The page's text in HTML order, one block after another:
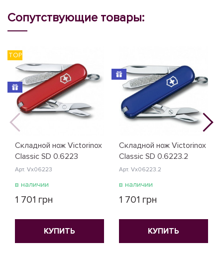
Сопутствующие товары:
Складной нож Victorinox
Classic SD 0.6223
Арт. Vx06223
TOP
в наличии
1 701 грн
КУПИТЬ
Складной нож Victorinox
Classic SD 0.6223.2
Арт. Vx06223.2
в наличии
1 701 грн
КУПИТЬ